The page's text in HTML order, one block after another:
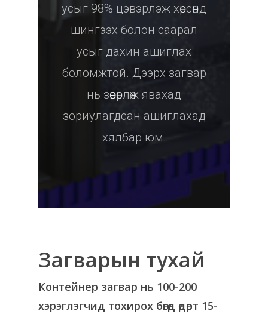
усыг 98% цэвэрлэж хөрсөнд
шингээх болон саарал
усыг дахин ашиглах
боломжтой. Дээрх загвар
нь зөөвөрлөж явахад
зориулагдсан ашиглахад
хялбар юм.
Загварын тухай
Контейнер загвар нь 100-200
хэрэглэгчид тохирох бөгөөд өдөрт 15-